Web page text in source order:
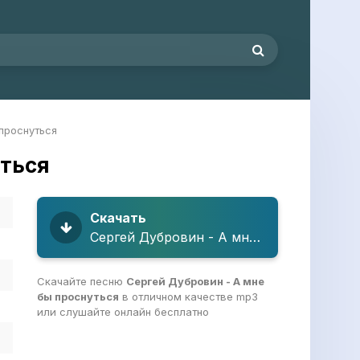
Скачать
Сергей Дубровин - А мне бы проснуться
Скачайте песню Сергей Дубровин - А мне
бы проснуться в отличном качестве mp3
или слушайте онлайн бесплатно